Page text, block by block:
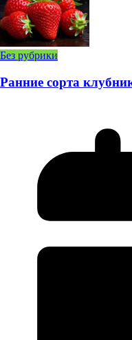
Без рубрики
Ранние сорта